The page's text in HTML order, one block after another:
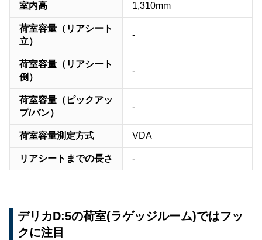
室内高 1,310mm
荷室容量（リアシート
立）
-
荷室容量（リアシート
倒）
-
荷室容量（ピックアッ
プ/バン）
-
荷室容量測定方式 VDA
リアシートまでの長さ -
デリカD:5の荷室(ラゲッジルーム)ではフッ
クに注目